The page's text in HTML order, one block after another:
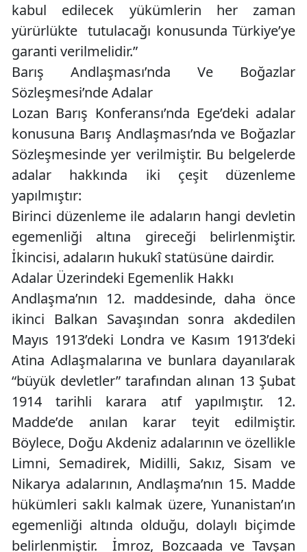
kabul edilecek yükümlerin her zaman
yürürlükte tutulacağı konusunda Türkiye’ye
garanti verilmelidir.”
Barış Andlaşması’nda Ve Boğazlar
Sözleşmesi’nde Adalar
Lozan Barış Konferansı’nda Ege’deki adalar
konusuna Barış Andlaşması’nda ve Boğazlar
Sözleşmesinde yer verilmiştir. Bu belgelerde
adalar hakkında iki çeşit düzenleme
yapılmıştır:
Birinci düzenleme ile adaların hangi devletin
egemenliği altına gireceği belirlenmiştir.
İkincisi, adaların hukukî statüsüne dairdir.
Adalar Üzerindeki Egemenlik Hakkı
Andlaşma’nın 12. maddesinde, daha önce
ikinci Balkan Savaşından sonra akdedilen
Mayıs 1913’deki Londra ve Kasım 1913’deki
Atina Adlaşmalarına ve bunlara dayanılarak
“büyük devletler” tarafından alınan 13 Şubat
1914 tarihli karara atıf yapılmıştır. 12.
Madde’de anılan karar teyit edilmiştir.
Böylece, Doğu Akdeniz adalarının ve özellikle
Limni, Semadirek, Midilli, Sakız, Sisam ve
Nikarya adalarının, Andlaşma’nın 15. Madde
hükümleri saklı kalmak üzere, Yunanistan’ın
egemenliği altında olduğu, dolaylı biçimde
belirlenmiştir. İmroz, Bozcaada ve Tavşan